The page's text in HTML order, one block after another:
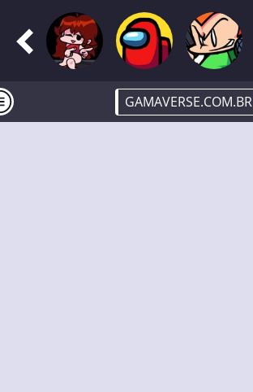
GAMAVERSE.COM.BR